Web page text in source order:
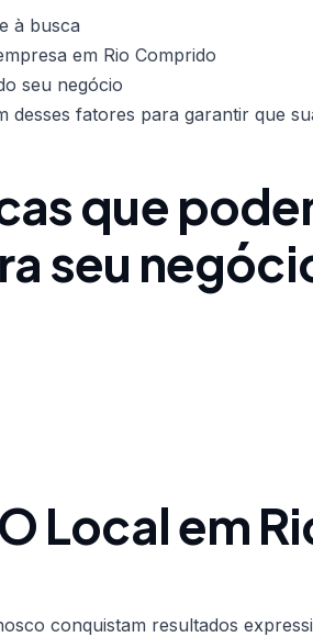
à busca
em Rio Comprido
seu negócio
desses fatores para garantir que
que
seu
Local em
conquistam resultados